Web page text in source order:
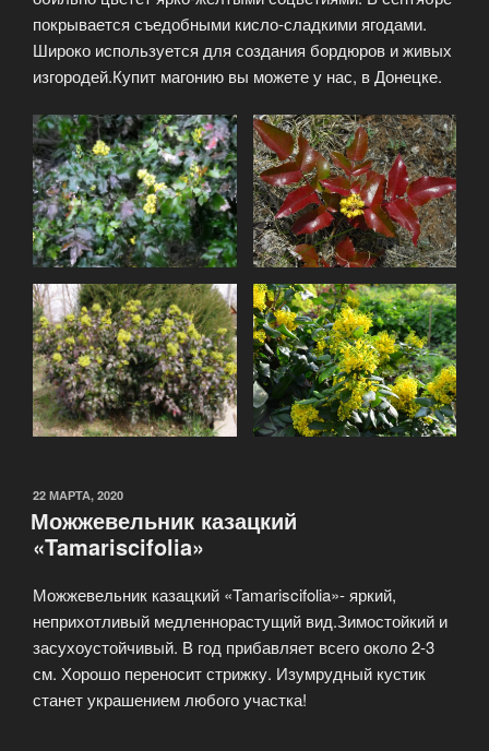
покрывается съедобными кисло-сладкими ягодами.
Широко используется для создания бордюров и живых
изгородей.Купит магонию вы можете у нас, в Донецке.
22 МАРТА, 2020
Можжевельник казацкий
«Tamariscifolia»
Можжевельник казацкий «Tamariscifolia»- яркий,
неприхотливый медленнорастущий вид.Зимостойкий и
засухоустойчивый. В год прибавляет всего около 2-3
см. Хорошо переносит стрижку. Изумрудный кустик
станет украшением любого участка!